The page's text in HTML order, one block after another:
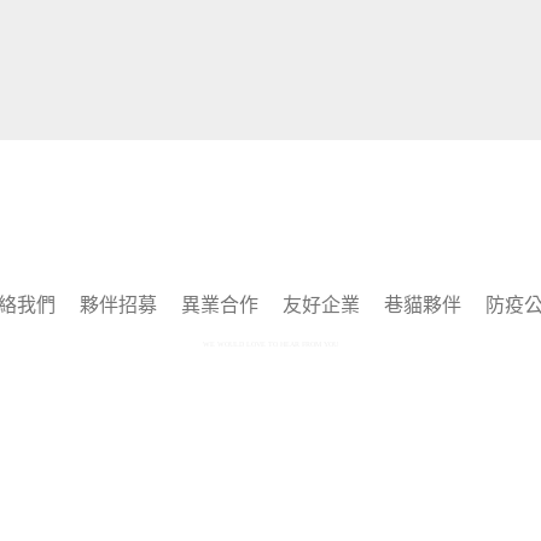
我們 夥伴招募 異業合作 友好企業 巷貓夥伴 防疫